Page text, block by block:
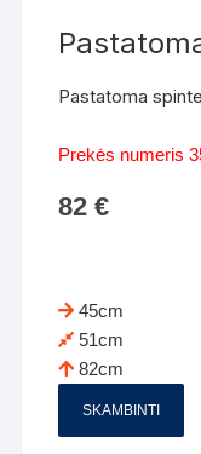
Pastatoma
Prekės numeris
82€
45cm
51cm
82cm
SKAMBINTI